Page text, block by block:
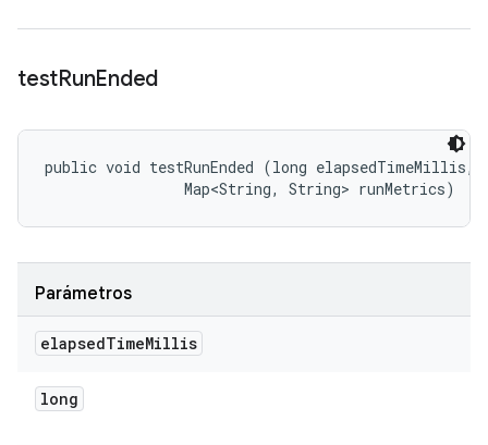
testRunEnded
public void testRunEnded (long elapsedTimeMillis,
                Map<String, String> runMetrics)
Parámetros
elapsedTimeMillis
long